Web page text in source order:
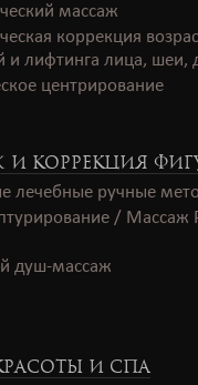
И СПА
массаж
коррекция
и лифтинга лица, шеи,
центрирование
КОРРЕКЦИЯ
лечебные ручные
/ Массаж
душ-массаж